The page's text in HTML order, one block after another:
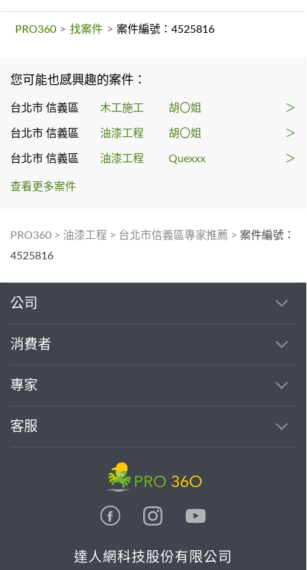
PRO360 > 找案件 > 案件編號：4525816
您可能也感興趣的案件：
台北市 信義區 木工施工 胡〇姐 ＞
台北市 信義區 油漆工程 胡〇姐 ＞
台北市 信義區 油漆工程 Quexxx ＞
查看更多案件
PRO360 > 油漆工程 > 台北市信義區專家推薦 > 案件編號：
4525816
公司
消費者
專家
客服
達人網科技股份有限公司